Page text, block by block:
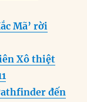
Mã’ rời
Xô thiệt
đến